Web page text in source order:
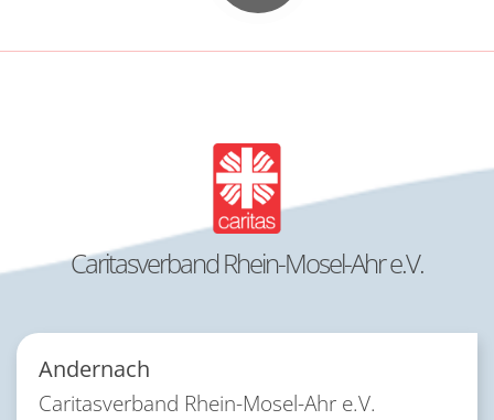
Caritasverband Rhein-Mosel-Ahr e.V.
Andernach
Caritasverband Rhein-Mosel-Ahr e.V.